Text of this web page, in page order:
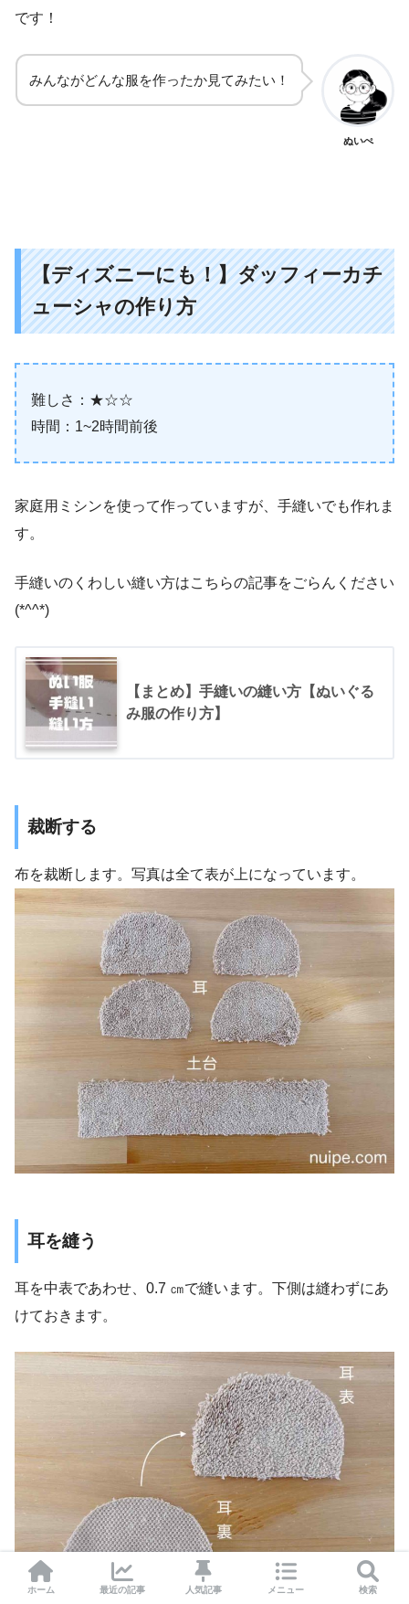
です！
みんながどんな服を作ったか見てみたい！
ぬいぺ
【ディズニーにも！】ダッフィーカチ
ューシャの作り方
難しさ：★☆☆
時間：1~2時間前後
家庭用ミシンを使って作っていますが、手縫いでも作れま
す。
手縫いのくわしい縫い方はこちらの記事をごらんください
(*^^*)
【まとめ】手縫いの縫い方【ぬいぐる
み服の作り方】
裁断する
布を裁断します。写真は全て表が上になっています。
耳を縫う
耳を中表であわせ、0.7 ㎝で縫います。下側は縫わずにあ
けておきます。
ホーム 最近の記事 人気記事 メニュー 検索